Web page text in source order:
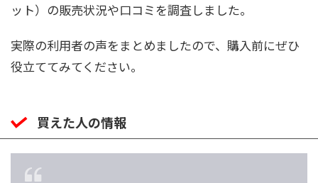
ット）の販売状況や口コミを調査しました。
実際の利用者の声をまとめましたので、購入前にぜひ
役立ててみてください。
買えた人の情報